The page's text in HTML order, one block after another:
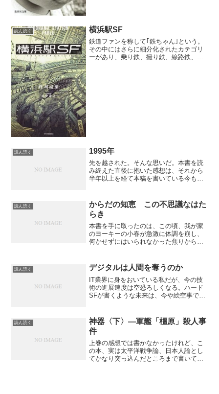
読ん読く 横浜駅SF
鉄道ファンを称して｢鉄ちゃん｣という。
その中にはさらに細分化されたカテゴリ
ーがあり、乗り鉄、撮り鉄、線路鉄、音
読ん読く 1995年
先を越された。そんな思いだ。本書を読
み終えた直後に抱いた感想は、それから
半年以上を経て本稿を書いている今も変
すれば、1995年をおいて他にない。だか
らといって他の年が順...
読ん読く
からだの知恵 この不思議なはた
らき
本書を手に取ったのは、この頃、我が家
のヨーキーの小春が急激に体調を崩し、
何かせずにはいられなかった焦りから。
説明された本書は小春にとって何の意味
も持ちえないものとなった...
読ん読く デジタルは人間を奪うのか
IT業界に身をおいている私だが、今の技
術の進展速度は空恐ろしくなる。ハード
SFが書くような未来は、今や絵空事でな
グに加えて自我の世代管理が可能な時
代。自我と肉体の整合...
読ん読く
神器〈下〉―軍艦「橿原」殺人事
件
上巻の感想では書かなかったけれど、こ
の本、実は太平洋戦争論、日本人論とし
てかなり突っ込んだところまで書いてい